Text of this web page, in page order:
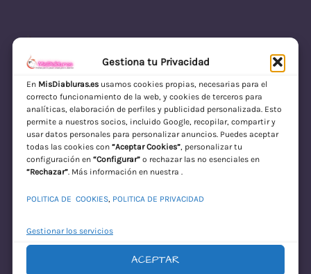
Gestiona tu Privacidad
En MisDiabluras.esusamos cookies propias, necesarias para el
correcto funcionamiento de la web, y cookies de terceros para
analíticas, elaboración de perfiles y publicidad personalizada. Esto
permite a nuestros socios, incluido Google, recopilar, compartir y
usar datos personales para personalizar anuncios. Puedes aceptar
todas las cookies con “Aceptar Cookies”, personalizar tu
configuración en “Configurar”o rechazar las no esenciales en
“Rechazar”. Más información en nuestra .
POLITICA DE COOKIES, POLITICA DE PRIVACIDAD
Gestionar los servicios
ACEPTAR
MisDiabluras | Sexshop Online con Envío
Discreto en España
Acceder